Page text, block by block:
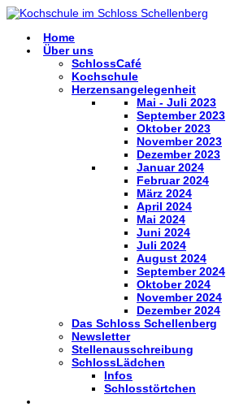
Home
Über uns
SchlossCafé
Kochschule
Herzensangelegenheit
Mai - Juli 2023
September 2023
Oktober 2023
November 2023
Dezember 2023
Januar 2024
Februar 2024
März 2024
April 2024
Mai 2024
Juni 2024
Juli 2024
August 2024
September 2024
Oktober 2024
November 2024
Dezember 2024
Das Schloss Schellenberg
Newsletter
Stellenausschreibung
SchlossLädchen
Infos
Schlosstörtchen